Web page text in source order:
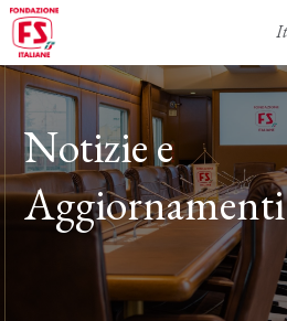
Notizie e
Aggiornamenti